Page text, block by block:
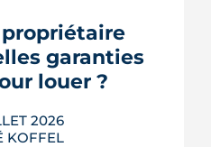
de fonction
de mains,
calendrier s...
garanties
louer ?
2026
KOFFEL